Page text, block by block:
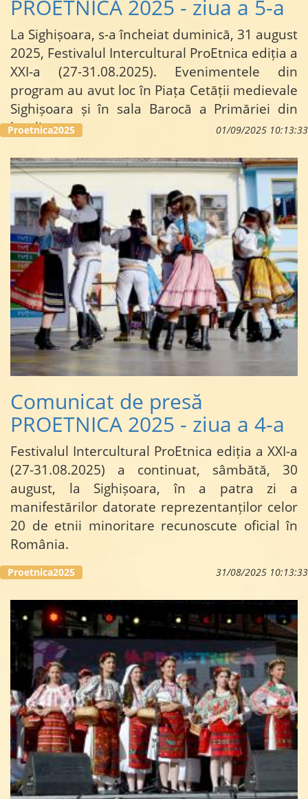
PROETNICA 2025 - ziua a 5-a
La Sighișoara, s-a încheiat duminică, 31 august
2025, Festivalul Intercultural ProEtnica ediția a
XXI-a (27-31.08.2025). Evenimentele din
program au avut loc în Piața Cetății medievale
Sighișoara și în sala Barocă a Primăriei din
localitate.…
01/09/2025 10:13:33
Proetnica2025
Comunicat de presă
PROETNICA 2025 - ziua a 4-a
Festivalul Intercultural ProEtnica ediția a XXI-a
(27-31.08.2025) a continuat, sâmbătă, 30
august, la Sighișoara, în a patra zi a
manifestărilor datorate reprezentanților celor
20 de etnii minoritare recunoscute oficial în
România.
…
31/08/2025 10:13:33
Proetnica2025